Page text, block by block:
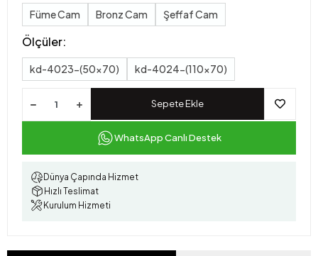
Füme Cam Bronz Cam Şeffaf Cam
Ölçüler:
kd-4023-(50x70) kd-4024-(110x70)
Sepete Ekle
WhatsApp Canlı Destek
Dünya Çapında Hizmet
Hızlı Teslimat
Kurulum Hizmeti